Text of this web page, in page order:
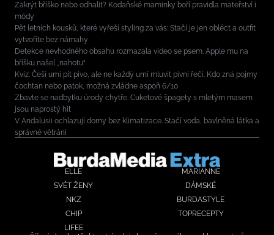
Zakrýt bříško nebo odhalit? Kodaňské maminky boří pravidla mateřství i
módy
Pět letních kousků, které vyřeší styling za vás: Stačí je jen obléct a outfit
vytvoříte bez námahy
Detekce nevhodného obsahu rozmazala video se psem. Apple mu na
bříšku našel „nahotu“
Kvíz: Češi umí pít pivo, ale ne každý umí mluvit pivní řečí. Kdo zná pojmy
čochtan nebo patok, možná zvládne aspoň 6/10
Zbavte se nadbytku úrody chytře. Cuketové špagety s mletým masem
jsou naprostý hit
V Andalusii ochlazují domy bez klimatizace. Stačí voda, bavlněná látka a
správné větrání
ELLE
MARIANNE
SVĚT ŽENY
DÁMSKÉ
NKZ
BURDASTYLE
CHIP
TOPRECEPTY
LIFEE